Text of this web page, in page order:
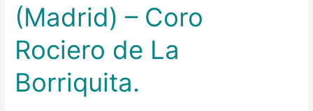
(Madrid) – Coro
Rociero de La
Borriquita.
Odón
(Madrid)
–
Rociero